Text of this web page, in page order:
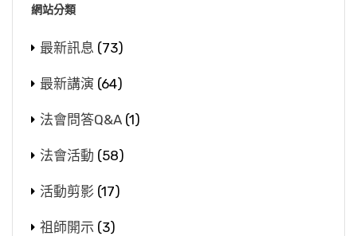
網站分類
最新訊息 (73)
最新講演 (64)
法會問答Q&A (1)
法會活動 (58)
活動剪影 (17)
祖師開示 (3)